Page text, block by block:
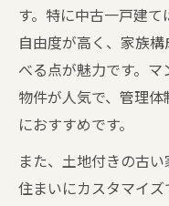
す。特に中古一戸建
自由度が高く、家族
べる点が魅力です。
物件が人気で、管理
におすすめです。
また、土地付きの古
住まいにカスタマイ